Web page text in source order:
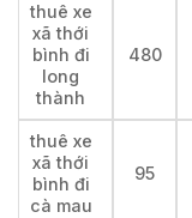
thuê xe
xã thới
bình đi
long
thành
480
thuê xe
xã thới
bình đi
cà mau
95